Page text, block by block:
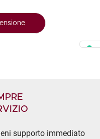
supporto immediato